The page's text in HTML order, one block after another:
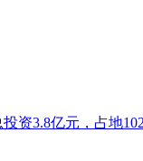
资3.8亿元，占地